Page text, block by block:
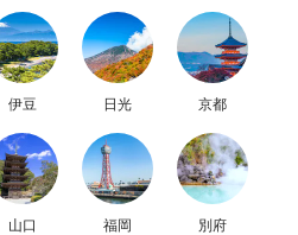
伊豆 日光 京都
山口 福岡 別府